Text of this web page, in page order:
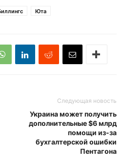
Юта
Следующая новость
Украина может получить
дополнительные $6 млрд
помощи из-за
бухгалтерской ошибки
Пентагона